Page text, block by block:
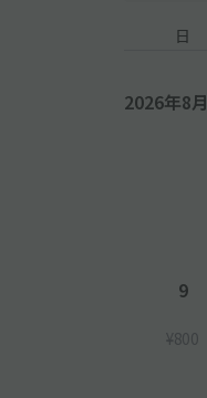
日
2026年8月
9
¥800